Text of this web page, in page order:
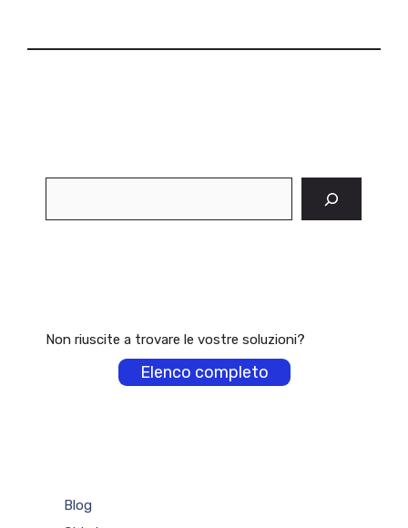
Non riuscite a trovare le vostre soluzioni?
Elenco completo
Blog